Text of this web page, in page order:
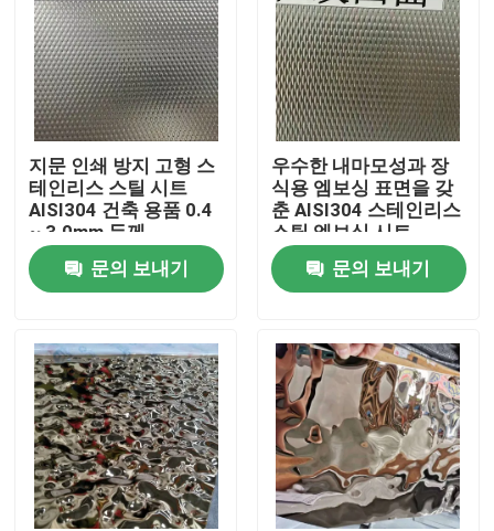
제품
비디오
지문 인쇄 방지 고형 스
테인리스 스틸 시트
AISI304 건축 용품 0.4
~ 3.0mm 두께
문의 보내기
우수한 내마모성과 장
식용 엠보싱 표면을 갖
춘 AISI304 스테인리스
스틸 엠보싱 시트
문의 보내기